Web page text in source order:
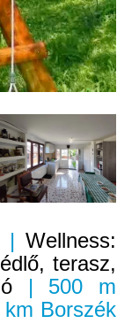
| Wellness:
terasz,
| 500 m
Borszék